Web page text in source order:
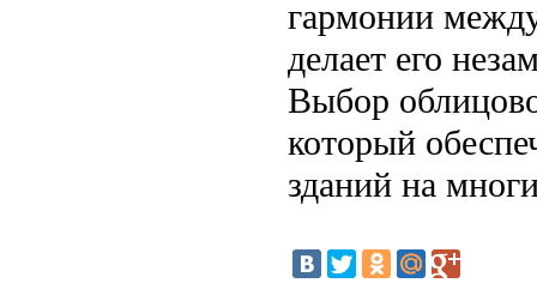
гармонии
делает его
Выбор
который
зданий на